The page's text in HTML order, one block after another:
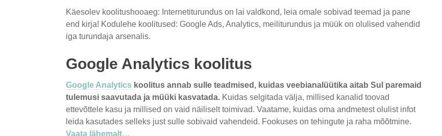
Käesolev koolitushooaeg: Internetiturundus on lai valdkond, leia omale sobivad teemad ja pane
end kirja! Kodulehe koolitused: Google Ads, Analytics, meiliturundus ja müük on olulised vahendid
iga turundaja arsenalis.
Google Analytics koolitus
Google Analytics koolitus annab sulle teadmised, kuidas veebianalüütika aitab Sul paremaid
tulemusi saavutada ja müüki kasvatada. Kuidas selgitada välja, millised kanalid toovad
ettevõttele kasu ja millised on vaid näiliselt toimivad. Vaatame, kuidas oma andmetest olulist infot
leida kasutades selleks just sulle sobivaid vahendeid. Fookuses on tehingute ja raha mõõtmine.
Vaata lähemalt…